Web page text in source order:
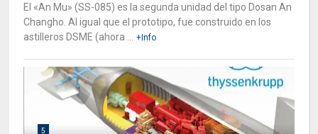
El «An Mu» (SS-085) es la segunda unidad del tipo Dosan An
Changho. Al igual que el prototipo, fue construido en los
astilleros DSME (ahora ...
+Info
5